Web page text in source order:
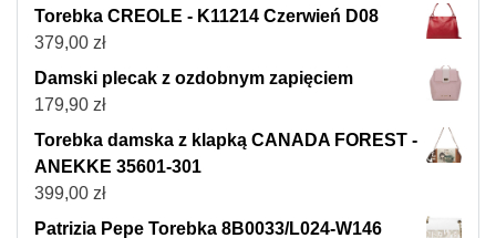
Torebka CREOLE - K11214 Czerwień D08
379,00 zł
Damski plecak z ozdobnym zapięciem
179,90 zł
Torebka damska z klapką CANADA FOREST -
ANEKKE 35601-301
399,00 zł
Patrizia Pepe Torebka 8B0033/L024-W146